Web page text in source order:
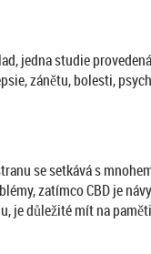
jedna studie
zánětu, bolesti,
se setkává s
zatímco CBD je
je důležité mít na